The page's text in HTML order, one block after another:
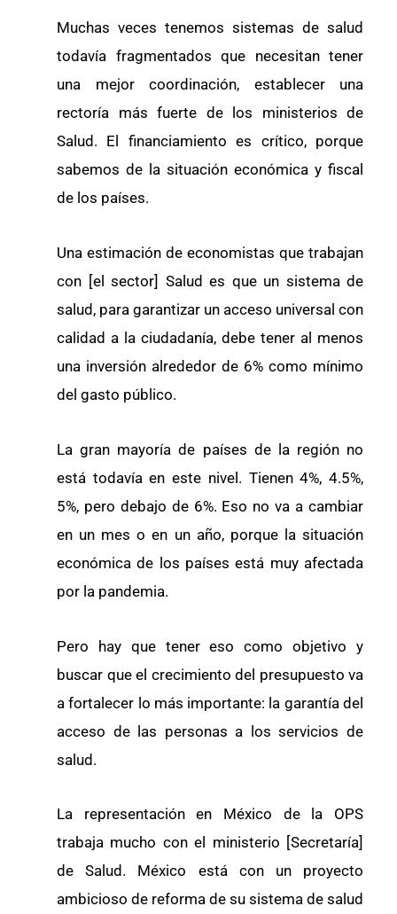
Muchas veces tenemos sistemas de salud
todavía fragmentados que necesitan tener
una mejor coordinación, establecer una
rectoría más fuerte de los ministerios de
Salud. El financiamiento es crítico, porque
sabemos de la situación económica y fiscal
de los países.
Una estimación de economistas que trabajan
con [el sector] Salud es que un sistema de
salud, para garantizar un acceso universal con
calidad a la ciudadanía, debe tener al menos
una inversión alrededor de 6% como mínimo
del gasto público.
La gran mayoría de países de la región no
está todavía en este nivel. Tienen 4%, 4.5%,
5%, pero debajo de 6%. Eso no va a cambiar
en un mes o en un año, porque la situación
económica de los países está muy afectada
por la pandemia.
Pero hay que tener eso como objetivo y
buscar que el crecimiento del presupuesto va
a fortalecer lo más importante: la garantía del
acceso de las personas a los servicios de
salud.
La representación en México de la OPS
trabaja mucho con el ministerio [Secretaría]
de Salud. México está con un proyecto
ambicioso de reforma de su sistema de salud